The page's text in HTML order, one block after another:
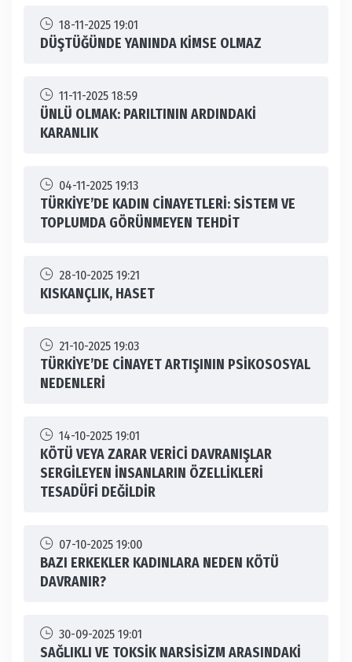
18-11-2025 19:01
DÜŞTÜĞÜNDE YANINDA KİMSE OLMAZ
11-11-2025 18:59
ÜNLÜ OLMAK: PARILTININ ARDINDAKİ
KARANLIK
04-11-2025 19:13
TÜRKİYE’DE KADIN CİNAYETLERİ: SİSTEM VE
TOPLUMDA GÖRÜNMEYEN TEHDİT
28-10-2025 19:21
KISKANÇLIK, HASET
21-10-2025 19:03
TÜRKİYE’DE CİNAYET ARTIŞININ PSİKOSOSYAL
NEDENLERİ
14-10-2025 19:01
KÖTÜ VEYA ZARAR VERİCİ DAVRANIŞLAR
SERGİLEYEN İNSANLARIN ÖZELLİKLERİ
TESADÜFİ DEĞİLDİR
07-10-2025 19:00
BAZI ERKEKLER KADINLARA NEDEN KÖTÜ
DAVRANIR?
30-09-2025 19:01
SAĞLIKLI VE TOKSİK NARSİSİZM ARASINDAKİ